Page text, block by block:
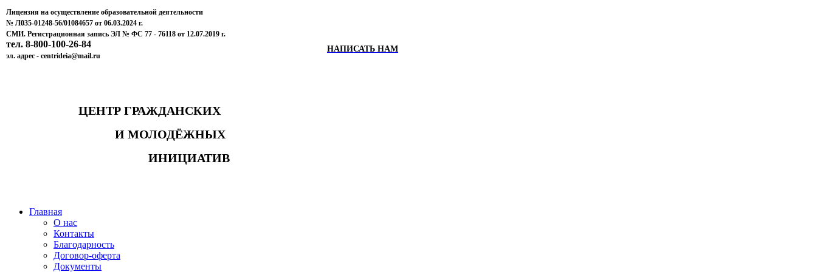
Лицензия на осуществление образовательной деятельности
№ Л035-01248-56/01084657 от 06.03.2024 г.
СМИ. Регистрационная запись ЭЛ № ФС 77 - 76118 от 12.07.2019 г.
тел. 8-800-100-26-84
эл. адрес - centrideia@mail.ru
НАПИСАТЬ НАМ
ЦЕНТР ГРАЖДАНСКИХ
И МОЛОДЁЖНЫХ
ИНИЦИАТИВ
Главная
О нас
Контакты
Благодарность
Договор-оферта
Документы